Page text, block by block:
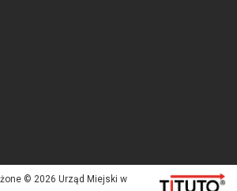
© 2026 Urząd Miejski w